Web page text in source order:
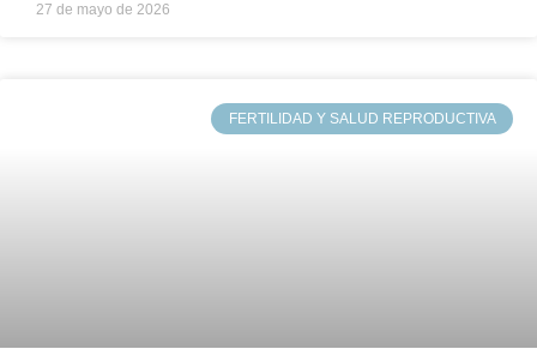
27 de mayo de 2026
FERTILIDAD Y SALUD REPRODUCTIVA